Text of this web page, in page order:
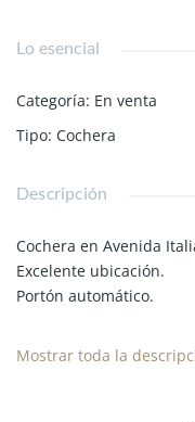
Lo esencial
Categoría: En venta
Tipo: Cochera
Descripción
Cochera en Avenida
Excelente ubicación.
Portón automático.
Todas las operaciones
Mostrar toda la